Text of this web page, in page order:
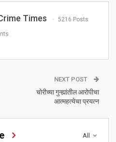
Times 5216 Posts
NEXT POST
चोरीच्या गुन्ह्यांतील आरोपीचा
आत्महत्येचा प्रयत्न
All